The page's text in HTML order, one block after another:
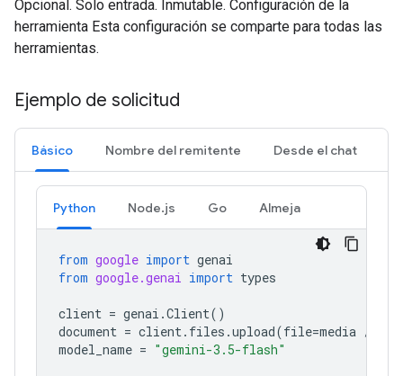
Opcional. Solo entrada. Inmutable. Configuración de la
herramienta Esta configuración se comparte para todas las
herramientas.
Ejemplo de solicitud
Básico Nombre del remitente Desde el chat
Python Node.js Go Almeja
from google import genai
from google.genai import types
client = genai .Client()
document = client. files .upload(file=media /
model_name = "gemini-3.5-flash"